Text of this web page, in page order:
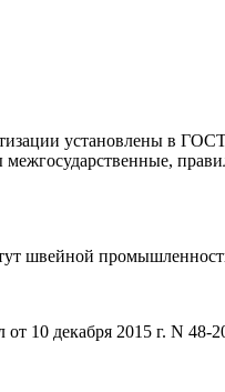
установлены в
швейной
10 декабря 2015 г. N 48-